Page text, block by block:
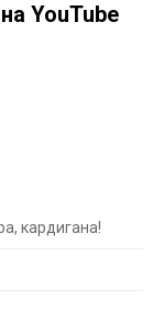
YouTube
кардигана!